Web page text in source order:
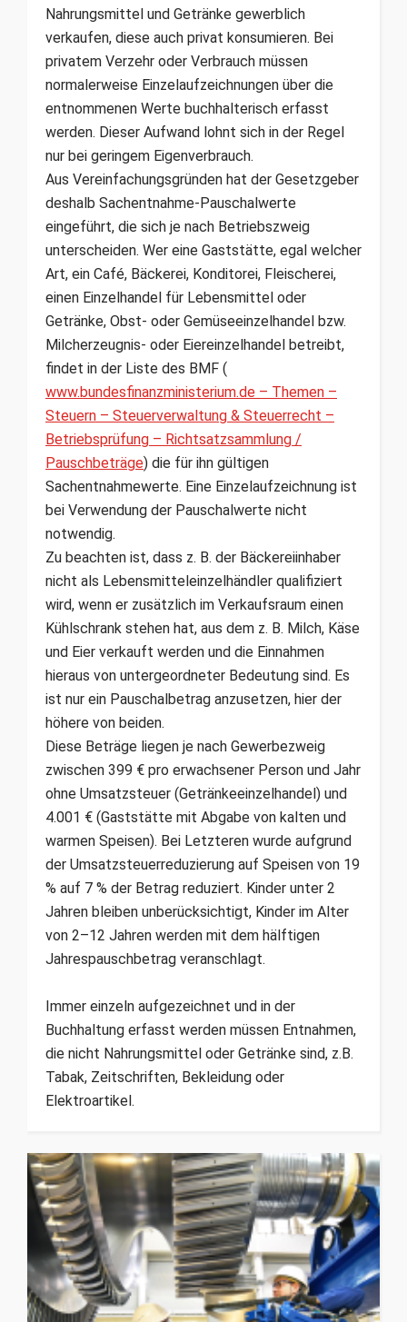
Nahrungsmittel und Getränke gewerblich
verkaufen, diese auch privat konsumieren. Bei
privatem Verzehr oder Verbrauch müssen
normalerweise Einzelaufzeichnungen über die
entnommenen Werte buchhalterisch erfasst
werden. Dieser Aufwand lohnt sich in der Regel
nur bei geringem Eigenverbrauch.
Aus Vereinfachungsgründen hat der Gesetzgeber
deshalb Sachentnahme-Pauschalwerte
eingeführt, die sich je nach Betriebszweig
unterscheiden. Wer eine Gaststätte, egal welcher
Art, ein Café, Bäckerei, Konditorei, Fleischerei,
einen Einzelhandel für Lebensmittel oder
Getränke, Obst- oder Gemüseeinzelhandel bzw.
Milcherzeugnis- oder Eiereinzelhandel betreibt,
findet in der Liste des BMF (
www.bundesfinanzministerium.de – Themen –
Steuern – Steuerverwaltung & Steuerrecht –
Betriebsprüfung – Richtsatzsammlung /
Pauschbeträge) die für ihn gültigen
Sachentnahmewerte. Eine Einzelaufzeichnung ist
bei Verwendung der Pauschalwerte nicht
notwendig.
Zu beachten ist, dass z. B. der Bäckereiinhaber
nicht als Lebensmitteleinzelhändler qualifiziert
wird, wenn er zusätzlich im Verkaufsraum einen
Kühlschrank stehen hat, aus dem z. B. Milch, Käse
und Eier verkauft werden und die Einnahmen
hieraus von untergeordneter Bedeutung sind. Es
ist nur ein Pauschalbetrag anzusetzen, hier der
höhere von beiden.
Diese Beträge liegen je nach Gewerbezweig
zwischen 399 € pro erwachsener Person und Jahr
ohne Umsatzsteuer (Getränkeeinzelhandel) und
4.001 € (Gaststätte mit Abgabe von kalten und
warmen Speisen). Bei Letzteren wurde aufgrund
der Umsatzsteuerreduzierung auf Speisen von 19
% auf 7 % der Betrag reduziert. Kinder unter 2
Jahren bleiben unberücksichtigt, Kinder im Alter
von 2–12 Jahren werden mit dem hälftigen
Jahrespauschbetrag veranschlagt.
Immer einzeln aufgezeichnet und in der
Buchhaltung erfasst werden müssen Entnahmen,
die nicht Nahrungsmittel oder Getränke sind, z.B.
Tabak, Zeitschriften, Bekleidung oder
Elektroartikel.